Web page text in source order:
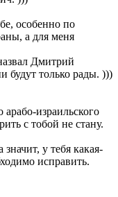
особенно по
а для меня
Дмитрий
будут только рады. )))
израильского
с тобой не стану.
у тебя какая-
исправить.